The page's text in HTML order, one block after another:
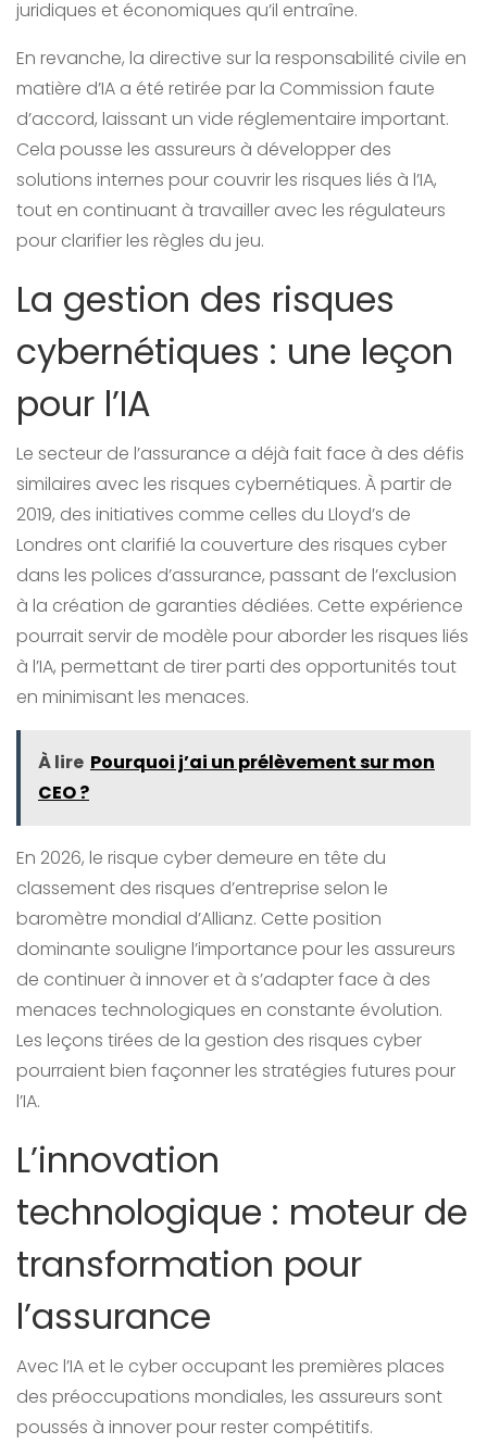
juridiques et économiques qu’il entraîne.
En revanche, la directive sur la responsabilité civile en
matière d’IA a été retirée par la Commission faute
d’accord, laissant un vide réglementaire important.
Cela pousse les assureurs à développer des
solutions internes pour couvrir les risques liés à l’IA,
tout en continuant à travailler avec les régulateurs
pour clarifier les règles du jeu.
La gestion des risques
cybernétiques : une leçon
pour l’IA
Le secteur de l’assurance a déjà fait face à des défis
similaires avec les risques cybernétiques. À partir de
2019, des initiatives comme celles du Lloyd’s de
Londres ont clarifié la couverture des risques cyber
dans les polices d’assurance, passant de l’exclusion
à la création de garanties dédiées. Cette expérience
pourrait servir de modèle pour aborder les risques liés
à l’IA, permettant de tirer parti des opportunités tout
en minimisant les menaces.
À lire Pourquoi j’ai un prélèvement sur mon
CEO ?
En 2026, le risque cyber demeure en tête du
classement des risques d’entreprise selon le
baromètre mondial d’Allianz. Cette position
dominante souligne l’importance pour les assureurs
de continuer à innover et à s’adapter face à des
menaces technologiques en constante évolution.
Les leçons tirées de la gestion des risques cyber
pourraient bien façonner les stratégies futures pour
l’IA.
L’innovation
technologique : moteur de
transformation pour
l’assurance
Avec l’IA et le cyber occupant les premières places
des préoccupations mondiales, les assureurs sont
poussés à innover pour rester compétitifs.